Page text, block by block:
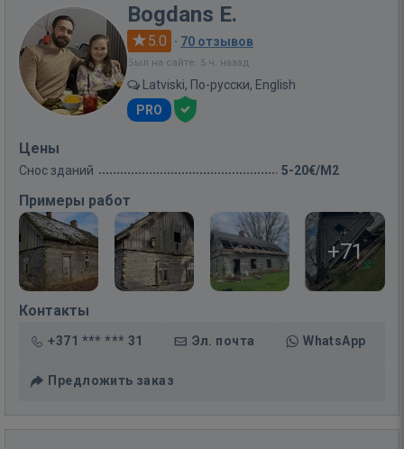
Bogdans E.
5.0 · 70 отзывов
Был на сайте: 5 ч. назад
Latviski, По-русски, English
PRO
Цены
Снос зданий 5-20€/M2
Примеры работ
+71
Контакты
+371 *** *** 31 Эл. почта WhatsApp
Предложить заказ